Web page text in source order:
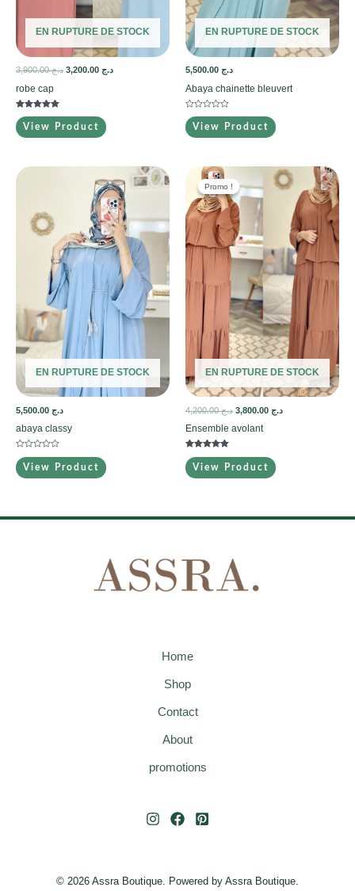
EN RUPTURE DE STOCK
د.ج3,900.00 د.ج
robe cap
Note
5.00
sur 5
View Product
EN RUPTURE DE STOCK
د.ج
Abaya chainette bleuvert
Note
0
surView Product
EN RUPTURE DE STOCK
د.ج
abaya classy
Note
0
surView Product
Promo !
EN RUPTURE DE STOCK
Promo !
د.ج4,200.00 د.ج
Ensemble avolant
Note
5.00
sur 5
View Product
Home
Shop
Contact
About
promotions
© 2026 Assra Boutique. Powered by Assra Boutique.